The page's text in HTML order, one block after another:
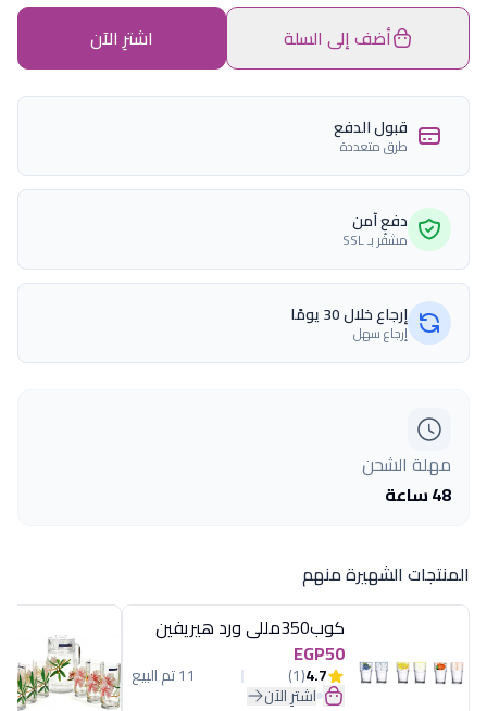
أضف إلى السلة اشترِ الآن
قبول الدفع
طرق متعددة
دفع آمن
مشفّر بـ SSL
إرجاع خلال 30 يومًا
إرجاع سهل
مهلة الشحن
48 ساعة
المنتجات الشهيرة منهم
كوب350مللى ورد هيريفين
EGP50
4.7
(1) 11 تم البيع
اشترِ الآن